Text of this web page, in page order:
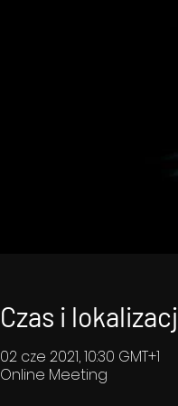
Czas i
02 cze 2021, 10:30 GMT+1
Online Meeting